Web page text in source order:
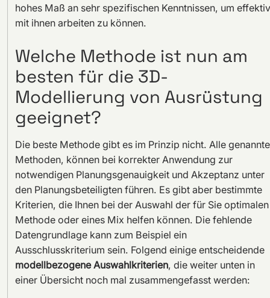
hohes Maß an sehr spezifischen Kenntnissen, um effektiv
mit ihnen arbeiten zu können.
Welche Methode ist nun am
besten für die 3D-
Modellierung von Ausrüstung
geeignet?
Die beste Methode gibt es im Prinzip nicht. Alle
Methoden, können bei korrekter Anwendung zur
notwendigen Planungsgenauigkeit und Akzeptanz unter
den Planungsbeteiligten führen. Es gibt aber bestimmte
Kriterien, die Ihnen bei der Auswahl der für Sie optimalen
Methode oder eines Mix helfen können. Die fehlende
Datengrundlage kann zum Beispiel ein
Ausschlusskriterium sein. Folgend einige entscheidende
modellbezogene Auswahlkriterien, die weiter unten in
einer Übersicht noch mal zusammengefasst werden: